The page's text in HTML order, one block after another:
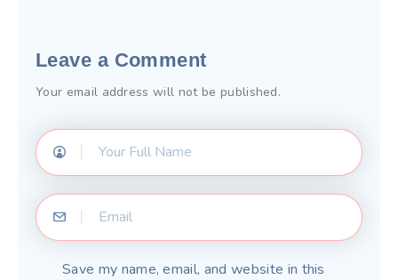
Leave a Comment
Your email address will not be published.
Save my name, email, and website in this